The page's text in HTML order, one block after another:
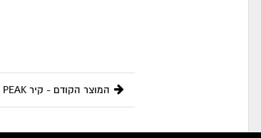
המוצר הקודם - קיר PEAK